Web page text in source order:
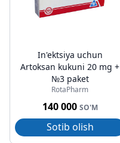
In'ektsiya uchun
Artoksan kukuni 20 mg +
№3 paket
RotaPharm
140 000 SO'M
Sotib olish